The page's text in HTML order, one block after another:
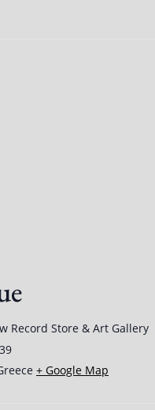
Record Store & Art Gallery
+ Google Map